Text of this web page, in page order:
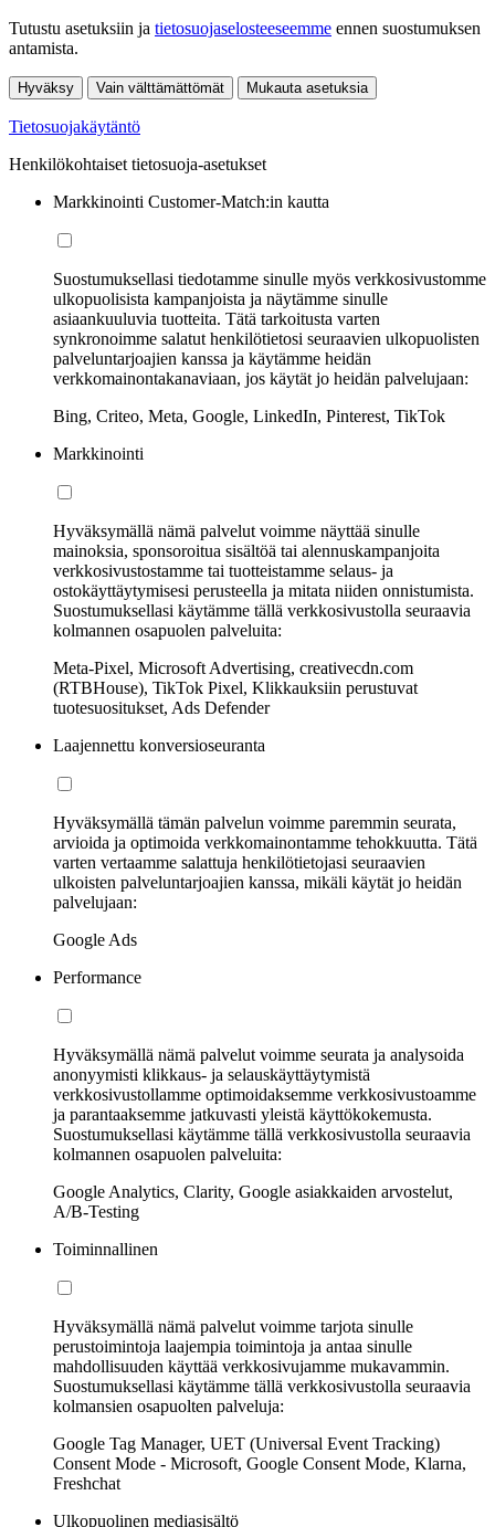
Tutustu asetuksiin ja tietosuojaselosteeseemme ennen suostumuksen
antamista.
Hyväksy Vain välttämättömät Mukauta asetuksia
Tietosuojakäytäntö
Henkilökohtaiset tietosuoja-asetukset
Markkinointi Customer-Match:in kautta
Suostumuksellasi tiedotamme sinulle myös verkkosivustomme
ulkopuolisista kampanjoista ja näytämme sinulle
asiaankuuluvia tuotteita. Tätä tarkoitusta varten
synkronoimme salatut henkilötietosi seuraavien ulkopuolisten
palveluntarjoajien kanssa ja käytämme heidän
verkkomainontakanaviaan, jos käytät jo heidän palvelujaan:
Bing, Criteo, Meta, Google, LinkedIn, Pinterest, TikTok
Markkinointi
Hyväksymällä nämä palvelut voimme näyttää sinulle
mainoksia, sponsoroitua sisältöä tai alennuskampanjoita
verkkosivustostamme tai tuotteistamme selaus- ja
ostokäyttäytymisesi perusteella ja mitata niiden onnistumista.
Suostumuksellasi käytämme tällä verkkosivustolla seuraavia
kolmannen osapuolen palveluita:
Meta-Pixel, Microsoft Advertising, creativecdn.com
(RTBHouse), TikTok Pixel, Klikkauksiin perustuvat
tuotesuositukset, Ads Defender
Laajennettu konversioseuranta
Hyväksymällä tämän palvelun voimme paremmin seurata,
arvioida ja optimoida verkkomainontamme tehokkuutta. Tätä
varten vertaamme salattuja henkilötietojasi seuraavien
ulkoisten palveluntarjoajien kanssa, mikäli käytät jo heidän
palvelujaan:
Google Ads
Performance
Hyväksymällä nämä palvelut voimme seurata ja analysoida
anonyymisti klikkaus- ja selauskäyttäytymistä
verkkosivustollamme optimoidaksemme verkkosivustoamme
ja parantaaksemme jatkuvasti yleistä käyttökokemusta.
Suostumuksellasi käytämme tällä verkkosivustolla seuraavia
kolmannen osapuolen palveluita:
Google Analytics, Clarity, Google asiakkaiden arvostelut,
A/B-Testing
Toiminnallinen
Hyväksymällä nämä palvelut voimme tarjota sinulle
perustoimintoja laajempia toimintoja ja antaa sinulle
mahdollisuuden käyttää verkkosivujamme mukavammin.
Suostumuksellasi käytämme tällä verkkosivustolla seuraavia
kolmansien osapuolten palveluja:
Google Tag Manager, UET (Universal Event Tracking)
Consent Mode - Microsoft, Google Consent Mode, Klarna,
Freshchat
Ulkopuolinen mediasisältö